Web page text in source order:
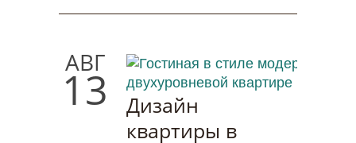
АВГ
13
Дизайн
квартиры в